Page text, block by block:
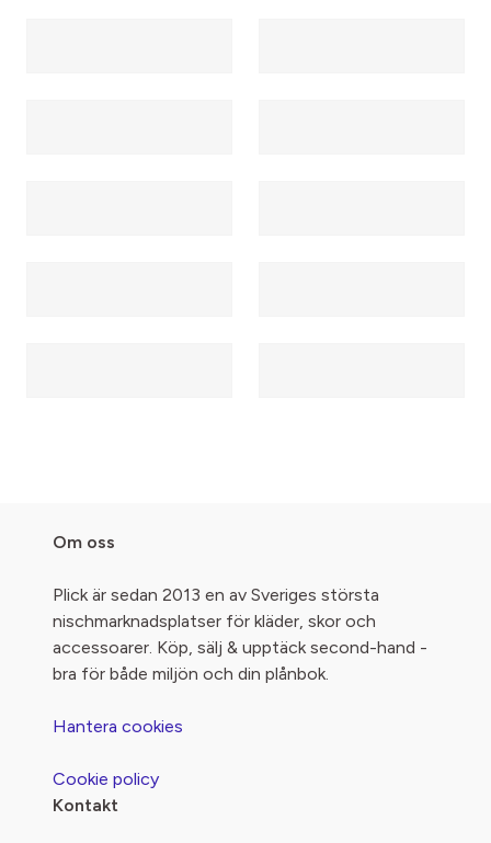
Om oss
Plick är sedan 2013 en av Sveriges största
nischmarknadsplatser för kläder, skor och
accessoarer. Köp, sälj & upptäck second-hand -
bra för både miljön och din plånbok.
Hantera cookies
Cookie policy
Kontakt